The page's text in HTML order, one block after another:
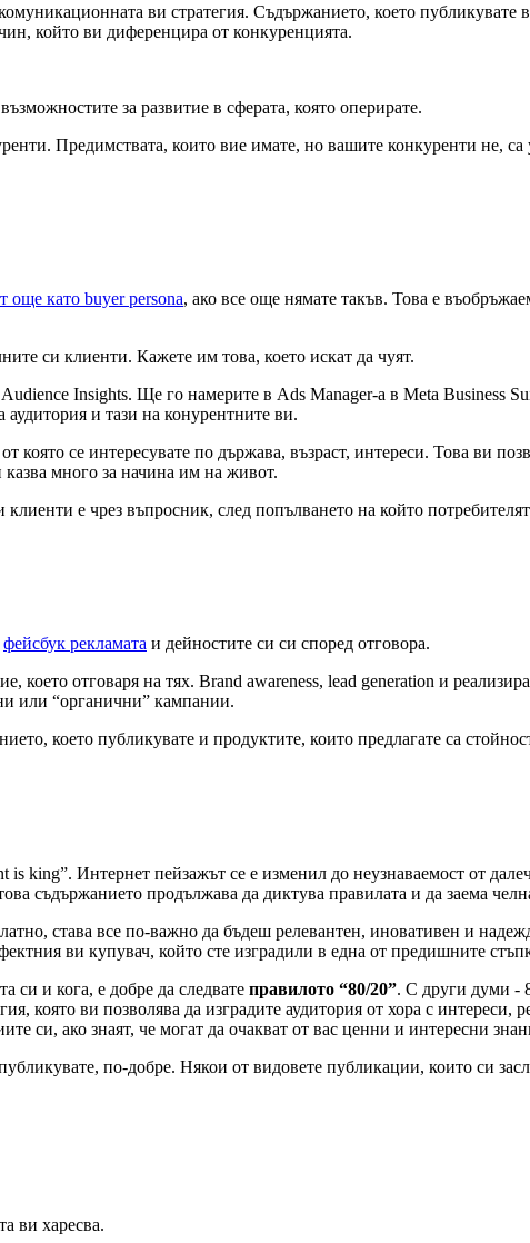
ви стратегия. Съдържанието, което публикувате
който ви диференцира от конкуренцията.
за развитие в сферата, която оперирате.
Предимствата, които вие имате, но вашите конкуренти не,
още като buyer persona, ако все още нямате такъв. Това е
си клиенти. Кажете им това, което искат да чуят.
Insights. Ще го намерите в Ads Manager-a в Meta Business
и тази на конурентните ви.
се интересувате по държава, възраст, интереси. Това ви
много за начина им на живот.
е чрез въпросник, след попълването на който
фейсбук рекламата и дейностите си си според отговора.
което отговаря на тях. Brand awareness, lead generation и
или “органични” кампании.
което публикувате и продуктите, които предлагате са
king”. Интернет пейзажът се е изменил до неузнаваемост от
съдържанието продължава да диктува правилата и да заема
става все по-важно да бъдеш релевантен, иновативен и
ви купувач, който сте изградили в една от предишните
си и кога, е добре да следвате правилото “80/20”. С други думи -
която ви позволява да изградите аудитория от хора с
си, ако знаят, че могат да очакват от вас ценни и интересни
по-добре. Някои от видовете публикации, които си
ви харесва.